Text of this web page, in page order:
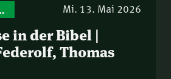
Zukunft im Blick Mi. 13. Mai 2026
in der Bibel |
Thomas